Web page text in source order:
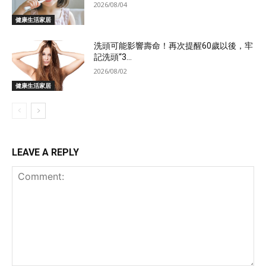
健康生活家居
2026/08/04
健康生活家居
洗頭可能影響壽命！再次提醒60歲以後，牢
記洗頭“3...
2026/08/02
LEAVE A REPLY